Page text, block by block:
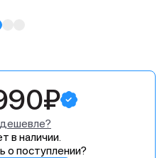
в наличии.
о поступлении?